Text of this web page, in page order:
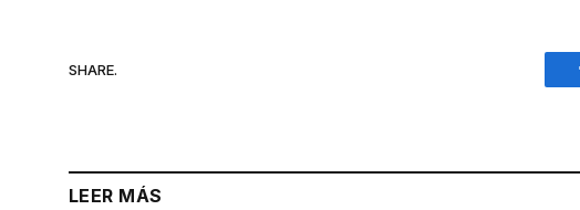
SHARE.
LEER MÁS